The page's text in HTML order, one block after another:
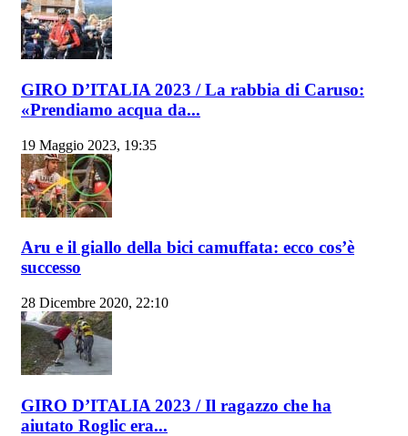
GIRO D’ITALIA 2023 / La rabbia di Caruso:
«Prendiamo acqua da...
19 Maggio 2023, 19:35
Aru e il giallo della bici camuffata: ecco cos’è
successo
28 Dicembre 2020, 22:10
GIRO D’ITALIA 2023 / Il ragazzo che ha
aiutato Roglic era...